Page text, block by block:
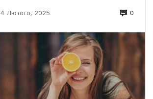
4 Лютого, 2025 0